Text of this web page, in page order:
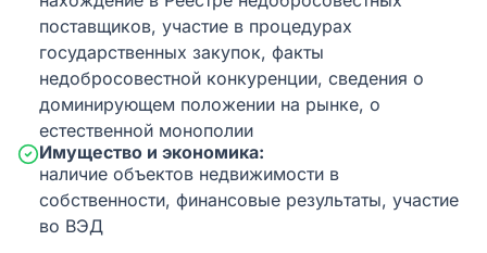
поставщиков, участие в процедурах
государственных закупок, факты
недобросовестной конкуренции, сведения о
доминирующем положении на рынке, о
естественной монополии
Имущество и экономика:
наличие объектов недвижимости в
собственности, финансовые результаты, участие
во ВЭД